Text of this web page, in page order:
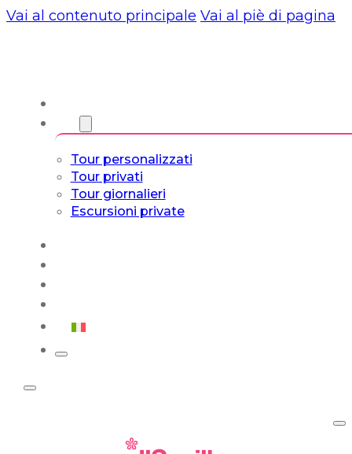
Vai al contenuto principale Vai al piè di pagina
Tour personalizzati
Tour privati
Tour giornalieri
Escursioni private